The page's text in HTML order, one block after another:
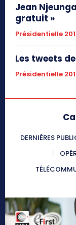
Jean
gratuit »
Présidentielle
Les tweets
Présidentielle
DERNIÈRES